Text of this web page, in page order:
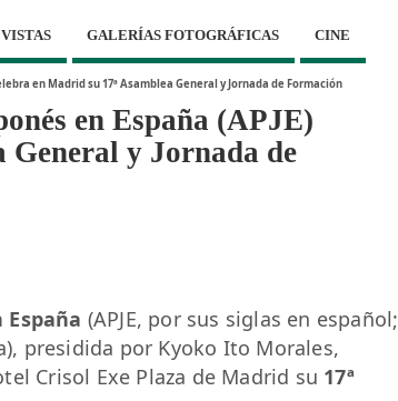
GALERÍAS FOTOGRÁFICAS CINE
en Madrid su 17ª Asamblea General y Jornada de Formación
en España (APJE)
General y Jornada de
España (APJE, por sus siglas en español;
presidida por Kyoko Ito Morales,
Crisol Exe Plaza de Madrid su 17ª